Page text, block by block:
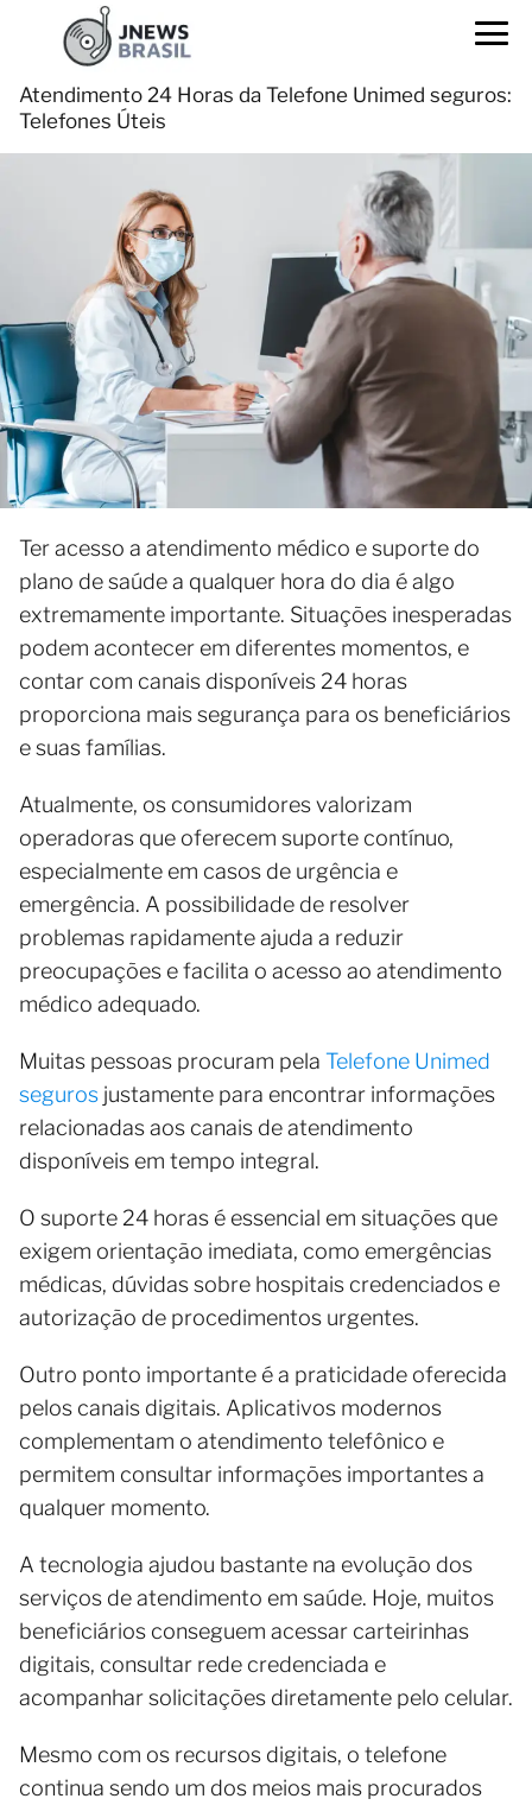
Atendimento 24 Horas da Telefone Unimed seguros:
Telefones Úteis
Ter acesso a atendimento médico e suporte do
plano de saúde a qualquer hora do dia é algo
extremamente importante. Situações inesperadas
podem acontecer em diferentes momentos, e
contar com canais disponíveis 24 horas
proporciona mais segurança para os beneficiários
e suas famílias.
Atualmente, os consumidores valorizam
operadoras que oferecem suporte contínuo,
especialmente em casos de urgência e
emergência. A possibilidade de resolver
problemas rapidamente ajuda a reduzir
preocupações e facilita o acesso ao atendimento
médico adequado.
Muitas pessoas procuram pela Telefone Unimed
seguros justamente para encontrar informações
relacionadas aos canais de atendimento
disponíveis em tempo integral.
O suporte 24 horas é essencial em situações que
exigem orientação imediata, como emergências
médicas, dúvidas sobre hospitais credenciados e
autorização de procedimentos urgentes.
Outro ponto importante é a praticidade oferecida
pelos canais digitais. Aplicativos modernos
complementam o atendimento telefônico e
permitem consultar informações importantes a
qualquer momento.
A tecnologia ajudou bastante na evolução dos
serviços de atendimento em saúde. Hoje, muitos
beneficiários conseguem acessar carteirinhas
digitais, consultar rede credenciada e
acompanhar solicitações diretamente pelo celular.
Mesmo com os recursos digitais, o telefone
continua sendo um dos meios mais procurados